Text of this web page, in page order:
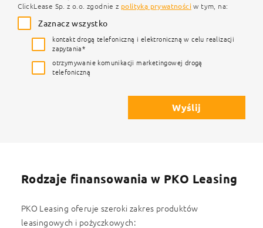
ClickLease Sp. z o.o. zgodnie z polityką prywatności w tym, na:
Zaznacz wszystko
kontakt drogą telefoniczną i elektroniczną w celu realizacji
zapytania*
otrzymywanie komunikacji marketingowej drogą
telefoniczną
Wyślij
Rodzaje finansowania w PKO Leasing
PKO Leasing oferuje szeroki zakres produktów
leasingowych i pożyczkowych: